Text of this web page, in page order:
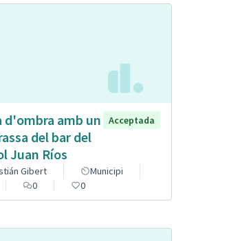
d'ombra amb un
del bar del
Juan Ríos
Acceptada
Gibert
Municipi
0 0